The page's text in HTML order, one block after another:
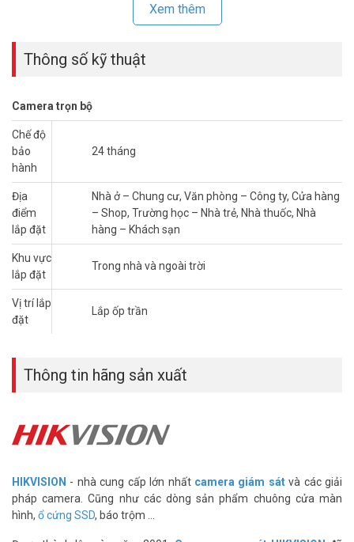
Lắp đặt camera Hikvision trọn bộ 4 mắt, 6 mắt giá tốt nhất. Ghi
hình chuẩn HD, rõ nét, xem trên di động/máy tính dễ dàng. Khi mua
trọn bộ, khách hàng được giảm lên đến 50% theo giá niêm yết được
áp dụng.
Báo giá lắp đặt camera Hikvision trọn bộ
gói Silver
Trọn bộ camera Hikvision cho công ty – văn
phòng (từ 1- 4 camera)
Bao gồm
1 camera giám sát (khoảng cách 20m, hồng ngoại thông
1 đầu ghi hình 4 kênh hỗ trợ chuẩn nén mới
1 nguồn camera cao cấp (12V – 1.5A)
1.5m dây cáp HDMI chuẩn 1.4 cho phép truyền hình ảnh Full
HD
Miễn phí nhân công lắp đặt, căn chỉnh góc, cài đặt xem qua mạng.
Có hướng dẫn sử dụng và bảo trì (1 lần miễn phí).
Thông tin gói Silver 9
Xem thêm
Thông số kỹ thuật
Camera trọn bộ
Chế độ
bảo
hành
24 tháng
Địa
điểm
lắp đặt
Nhà ở – Chung cư, Văn phòng – Công ty, Cửa hàng
– Shop, Trường học – Nhà trẻ, Nhà thuốc, Nhà
hàng – Khách sạn
Khu vực
lắp đặt
Trong nhà và ngoài trời
Vị trí lắp
đặt
Lắp ốp trần
Thông tin hãng sản xuất
HIKVISION - nhà cung cấp lớn nhất camera giám sátvà các giải
pháp camera. Cũng như các dòng sản phẩm chuông cửa màn
hình, ổ cứng SSD, báo trộm ...